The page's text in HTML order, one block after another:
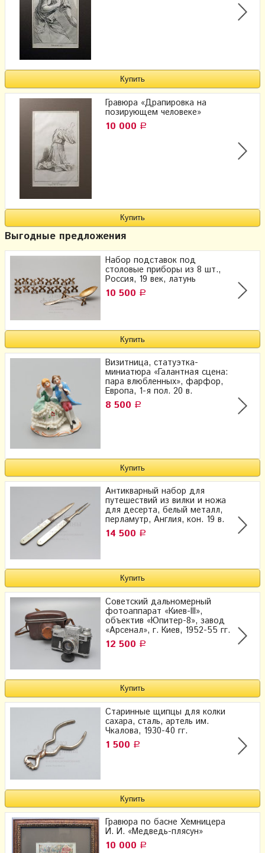
Гравюра «Драпировка на
позирующем человеке»
10 000 Р
Выгодные предложения
Набор подставок под
столовые приборы из 8 шт.,
Россия, 19 век, латунь
10 500 Р
Визитница, статуэтка-
миниатюра «Галантная сцена:
пара влюбленных», фарфор,
Европа, 1-я пол. 20 в.
8 500 Р
Антикварный набор для
путешествий из вилки и ножа​
для десерта, белый металл,
перламутр, Англия, кон. 19 в.
14 500 Р
Советский дальномерный
фотоаппарат «Киев-III»,
объектив «Юпитер-8», завод
«Арсенал», г. Киев, 1952-55 гг.
12 500 Р
Старинные щипцы для колки
сахара, сталь, артель им.
Чкалова, 1930-40 гг.
1 500 Р
Гравюра по басне Хемницера
И. И. «Медведь-плясун»
10 000 Р